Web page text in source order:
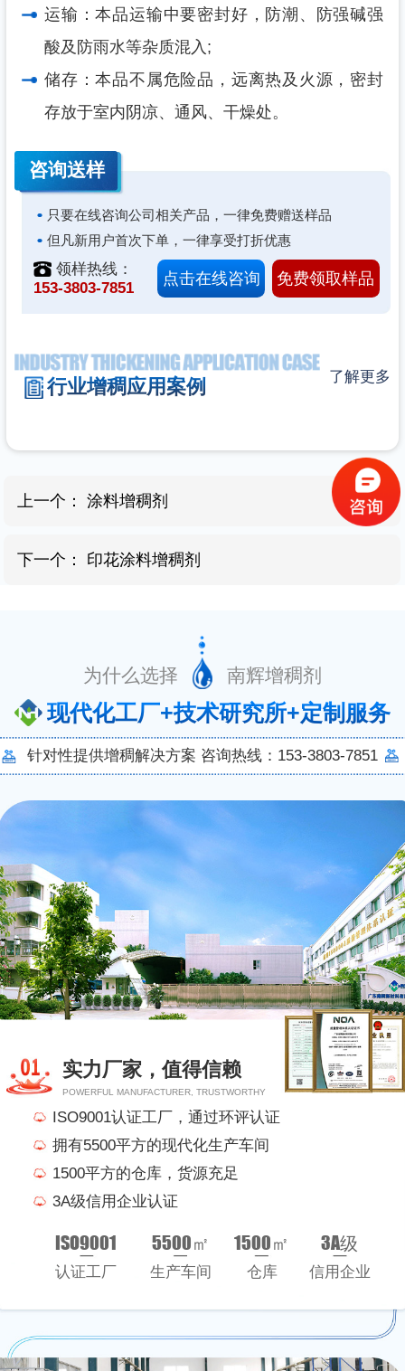
运输：本品运输中要密封好，防潮、防强碱强
酸及防雨水等杂质混入;
储存：本品不属危险品，远离热及火源，密封
存放于室内阴凉、通风、干燥处。
咨询送样
只要在线咨询公司相关产品，一律免费赠送样品
但凡新用户首次下单，一律享受打折优惠
点击在线咨询 免费领取样品
领样热线：
153-3803-7851
行业增稠应用案例 了解更多
上一个： 涂料增稠剂
下一个： 印花涂料增稠剂
为什么选择 南辉增稠剂
现代化工厂+技术研究所+定制服务
针对性提供增稠解决方案 咨询热线：153-3803-7851
实力厂家，值得信赖
POWERFUL MANUFACTURER, TRUSTWORTHY
ISO9001认证工厂，通过环评认证
拥有5500平方的现代化生产车间
1500平方的仓库，货源充足
3A级信用企业认证
ISO9001
认证工厂
5500㎡
生产车间
1500㎡
仓库
3A级
信用企业